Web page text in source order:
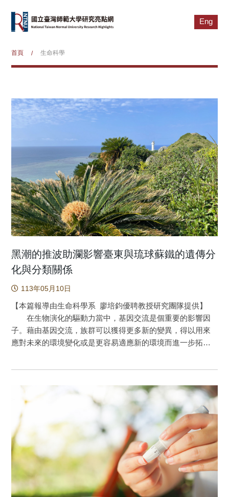
Eng
首頁 / 生命科學
黑潮的推波助瀾影響臺東與琉球蘇鐵的遺傳分
化與分類關係
113年05月10日
【本篇報導由生命科學系 廖培鈞優聘教授研究團隊提供】
在生物演化的驅動力當中，基因交流是個重要的影響因
子。藉由基因交流，族群可以獲得更多新的變異，得以用來
應對未來的環境變化或是更容易適應新的環境而進一步拓
進行，例如洋流。 本研究以分布在臺灣的臺東蘇鐵以及
主要分布於琉球群島的琉球蘇鐵為材料，以族群遺傳學探討
其遺傳分化與結構以及種化歷史。結果顯示琉球蘇鐵的種內
分化大於與臺東蘇鐵的種間分化；而進一步模型計算的結果
發現臺東以及琉球蘇鐵在種化過程中有持續性的基因交流，
而且是由臺東往琉球蘇鐵之向北的方向比較強。由於這兩種
蘇鐵的傳粉以及種子傳播能力都不佳；但卻可以生成很多不
定芽進行無性生殖。因此研究團隊推測靠近黑潮流域的臺東
蘇鐵族群得以藉由黑潮將不定芽傳播至幾千公里外的琉球群